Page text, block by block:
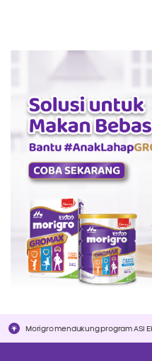
Morigro mendukung program ASI